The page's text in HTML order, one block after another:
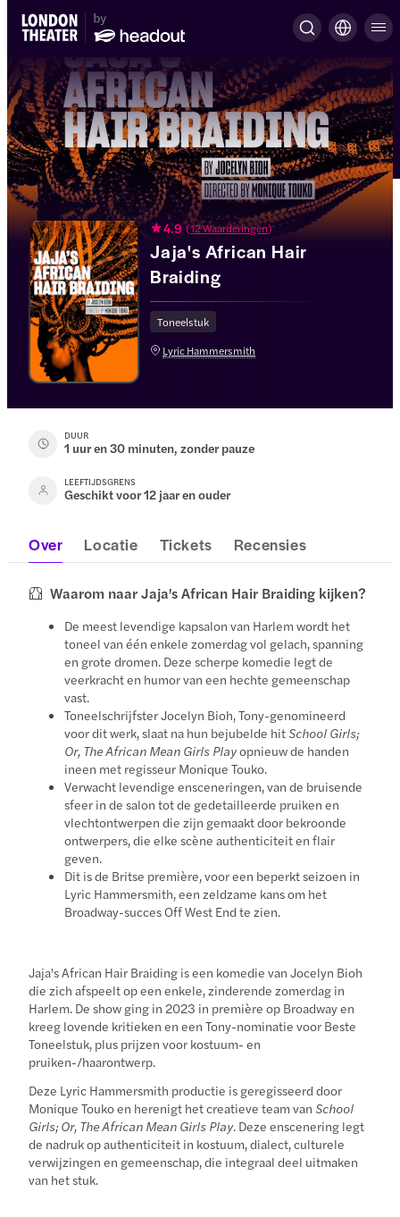
4.9 (12 Waarderingen)
Jaja's African Hair
Braiding
Toneelstuk
Lyric Hammersmith
DUUR
1 uur en 30 minuten, zonder pauze
LEEFTIJDSGRENS
Geschikt voor 12 jaar en ouder
Over Locatie Tickets Recensies
Waarom naar Jaja's African Hair Braiding kijken?
De meest levendige kapsalon van Harlem wordt het
toneel van één enkele zomerdag vol gelach, spanning
en grote dromen. Deze scherpe komedie legt de
veerkracht en humor van een hechte gemeenschap
vast.
Toneelschrijfster Jocelyn Bioh, Tony-genomineerd
voor dit werk, slaat na hun bejubelde hitSchool Girls;
Or, The African Mean Girls Playopnieuw de handen
ineen met regisseur Monique Touko.
Verwacht levendige ensceneringen, van de bruisende
sfeer in de salon tot de gedetailleerde pruiken en
vlechtontwerpen die zijn gemaakt door bekroonde
ontwerpers, die elke scène authenticiteit en flair
geven.
Dit is de Britse première, voor een beperkt seizoen in
Lyric Hammersmith, een zeldzame kans om het
Broadway-succes Off West End te zien.
Jaja's African Hair Braiding is een komedie van Jocelyn Bioh
die zich afspeelt op een enkele, zinderende zomerdag in
Harlem. De show ging in 2023 in première op Broadway en
kreeg lovende kritieken en een Tony-nominatie voor Beste
Toneelstuk, plus prijzen voor kostuum- en
pruiken-/haarontwerp.
Deze Lyric Hammersmith productie is geregisseerd door
Monique Touko en herenigt het creatieve team vanSchool
Girls; Or, The African Mean Girls Play. Deze enscenering legt
de nadruk op authenticiteit in kostuum, dialect, culturele
verwijzingen en gemeenschap, die integraal deel uitmaken
van het stuk.